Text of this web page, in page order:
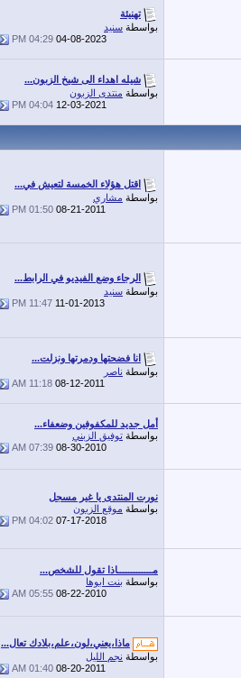
تهنيئة
بواسطة سنيد
04-08-2023
04:29 PM
شيله اهداء الى شيخ الزبون...
بواسطة منتدى الزبون
12-03-2021
04:04 PM
اقتل هؤلاء الخمسة لتعيش في...
بواسطة مشاري
08-21-2011
01:50 PM
الرجاء وضع الفيديو في الرابط...
بواسطة سنيد
11-01-2013
11:47 PM
انا فضحتها ودمرتها ونزلت...
بواسطة ناصر
08-12-2011
11:18 AM
أمل جديد للمكفوفين وضعفاء...
بواسطة توفيق الزبني
08-30-2010
07:39 AM
نورت المنتدى يا غير مسجل
بواسطة موقع الزبون
07-17-2018
04:02 PM
مـــــــــــــاذا تقول للشخص...
بواسطة بنت ابوها
08-22-2010
05:55 AM
ماذا،يعني،لون،علم،بلادك تعال...
بواسطة نجم الليل
08-20-2011
01:40 AM